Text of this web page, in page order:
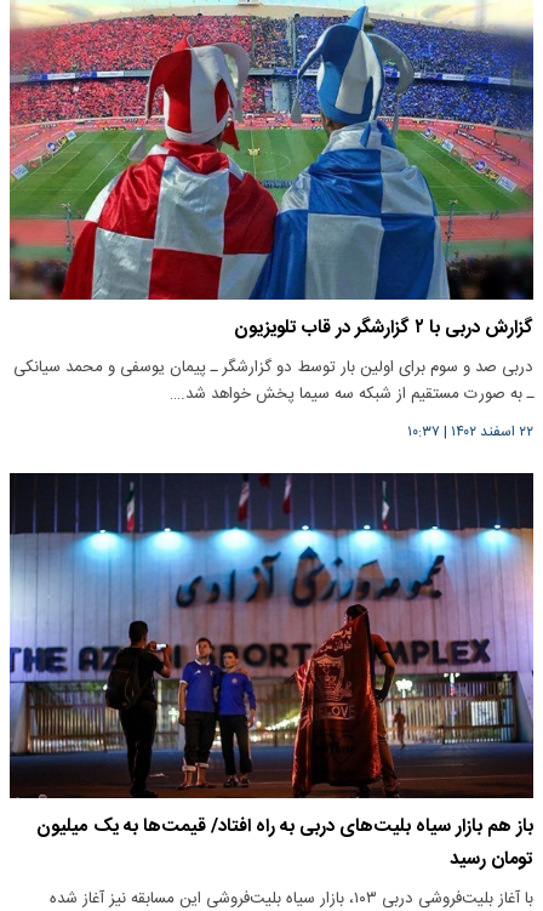
گزارش دربی با ۲ گزارشگر در قاب تلویزیون
دربی صد و سوم برای اولین بار توسط دو گزارشگر ـ پیمان یوسفی و محمد سیانکی
ـ به صورت مستقیم از شبکه سه سیما پخش خواهد شد.…
۲۲ اسفند ۱۴۰۲ | ۱۰:۳۷
باز هم بازار سیاه بلیت‌های دربی به راه افتاد/ قیمت‌ها به یک میلیون
تومان رسید
با آغاز بلیت‌فروشی دربی ۱۰۳، بازار سیاه بلیت‌فروشی این مسابقه نیز آغاز شده